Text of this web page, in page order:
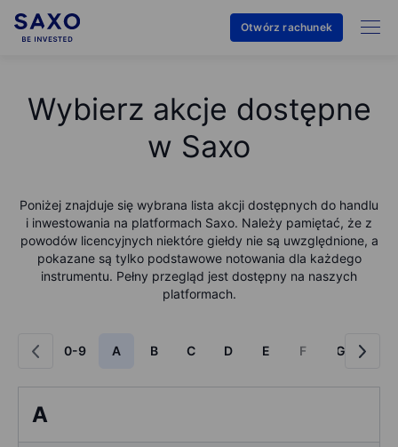
Otwórz rachunek
Wybierz akcje dostępne
w Saxo
Poniżej znajduje się wybrana lista akcji dostępnych do handlu
i inwestowania na platformach Saxo. Należy pamiętać, że z
powodów licencyjnych niektóre giełdy nie są uwzględnione, a
pokazane są tylko podstawowe notowania dla każdego
instrumentu. Pełny przegląd jest dostępny na naszych
platformach.
0-9 A B C D E F G
A